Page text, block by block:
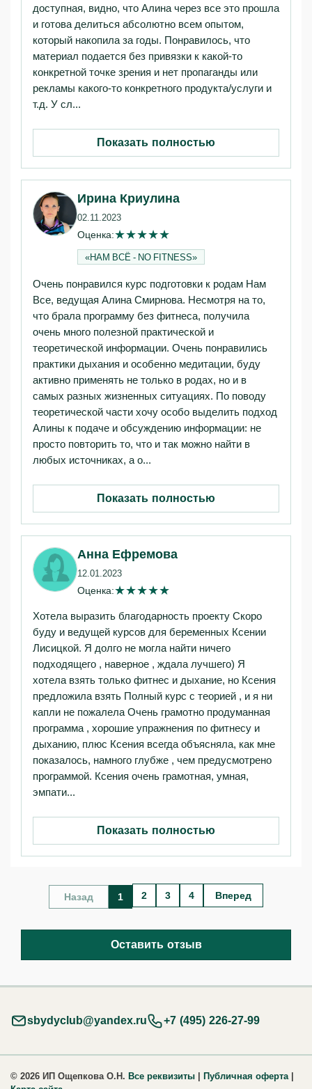
доступная, видно, что Алина через все это прошла
и готова делиться абсолютно всем опытом,
который накопила за годы. Понравилось, что
материал подается без привязки к какой-то
конкретной точке зрения и нет пропаганды или
рекламы какого-то конкретного продукта/услуги и
т.д. У сл...
Показать полностью
Ирина Криулина
02.11.2023
Оценка:★★★★★
«НАМ ВСЁ - NO FITNESS»‎
Очень понравился курс подготовки к родам Нам
Все, ведущая Алина Смирнова. Несмотря на то,
что брала программу без фитнеса, получила
очень много полезной практической и
теоретической информации. Очень понравились
практики дыхания и особенно медитации, буду
активно применять не только в родах, но и в
самых разных жизненных ситуациях. По поводу
теоретической части хочу особо выделить подход
Алины к подаче и обсуждению информации: не
просто повторить то, что и так можно найти в
любых источниках, а о...
Показать полностью
Анна Ефремова
12.01.2023
Оценка:★★★★★
Хотела выразить благодарность проекту Скоро
буду и ведущей курсов для беременных Ксении
Лисицкой. Я долго не могла найти ничего
подходящего , наверное , ждала лучшего) Я
хотела взять только фитнес и дыхание, но Ксения
предложила взять Полный курс с теорией , и я ни
капли не пожалела Очень грамотно продуманная
программа , хорошие упражнения по фитнесу и
дыханию, плюс Ксения всегда объясняла, как мне
показалось, намного глубже , чем предусмотрено
программой. Ксения очень грамотная, умная,
эмпати...
Показать полностью
Назад 1 2 3 4 Вперед
Оставить отзыв
sbydyclub@yandex.ru +7 (495) 226-27-99
© 2026 ИП Ощепкова О.Н. Все реквизиты | Публичная оферта |